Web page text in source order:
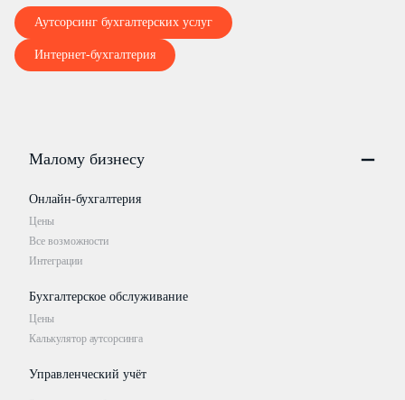
Аутсорсинг бухгалтерских услуг
Интернет-бухгалтерия
Малому бизнесу
Онлайн-бухгалтерия
Цены
Все возможности
Интеграции
Бухгалтерское обслуживание
Цены
Калькулятор аутсорсинга
Управленческий учёт